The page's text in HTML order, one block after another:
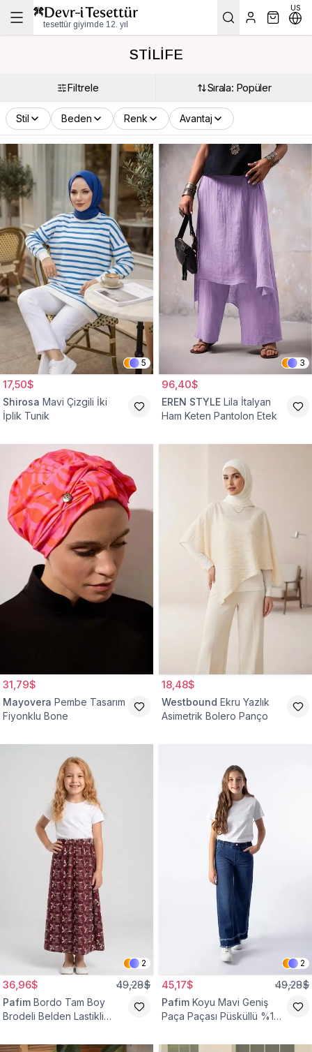
tesettür giyimde 12. yıl
US
STİLİFE
Filtrele Sırala: Popüler
Stil Beden Renk Avantaj
5
17,50$
Shirosa Mavi Çizgili İki
İplik Tunik
3
96,40$
EREN STYLE Lila İtalyan
Ham Keten Pantolon Etek
31,79$
Mayovera Pembe Tasarım
Fiyonklu Bone
18,48$
Westbound Ekru Yazlık
Asimetrik Bolero Panço
2
36,96$ 49,28$
Pafim Bordo Tam Boy
Brodeli Belden Lastikli
2
45,17$ 49,28$
Pafim Koyu Mavi Geniş
Paça Paçası Püsküllü %100
Pantolon